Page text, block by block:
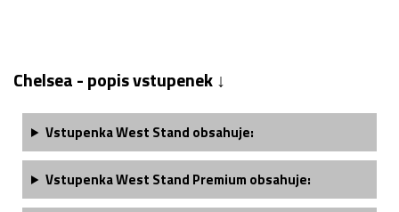
Chelsea - popis vstupenek ↓
Vstupenka West Stand obsahuje:
Vstupenka West Stand Premium obsahuje: